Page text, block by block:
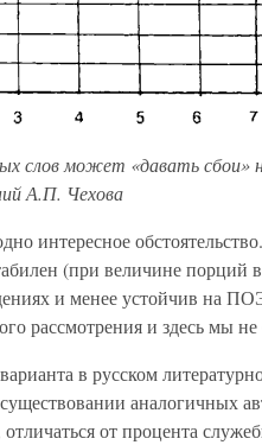
слов может «давать сбои»
А.П. Чехова
интересное
(при величине порций
и менее устойчив на
рассмотрения и здесь мы
в русском
аналогичных
от процента